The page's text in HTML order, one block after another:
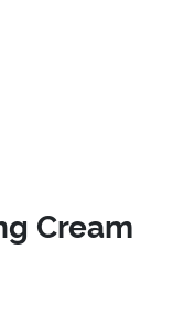
Cream